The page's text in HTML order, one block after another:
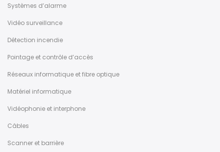
Systèmes d’alarme
Vidéo surveillance
Détection incendie
Pointage et contrôle d’accès
Réseaux informatique et fibre optique
Matériel informatique
Vidéophonie et interphone
Câbles
Scanner et barrière